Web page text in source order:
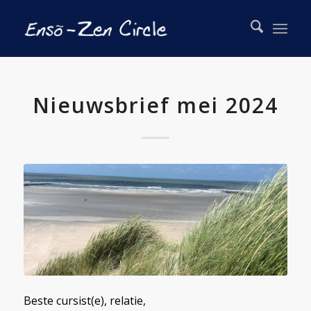
Nieuwsbrief mei 2024
Beste cursist(e), relatie,